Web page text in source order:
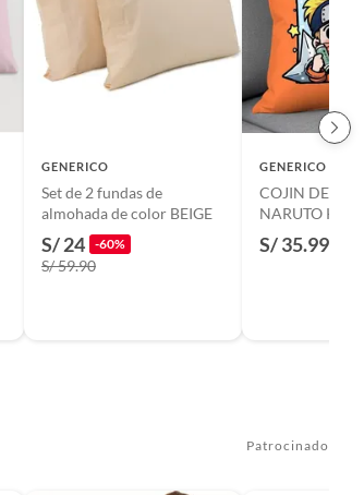
GENERICO
Set de 2 fundas de
almohada de color BEIGE
S/ 24 -60%
S/ 59.90
GENERICO
COJIN
NARUTO
cm
S/ 35.99
Patrocinado